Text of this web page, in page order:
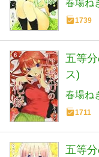
春場ね
1739
五等
ス)
春場ね
1711
五等